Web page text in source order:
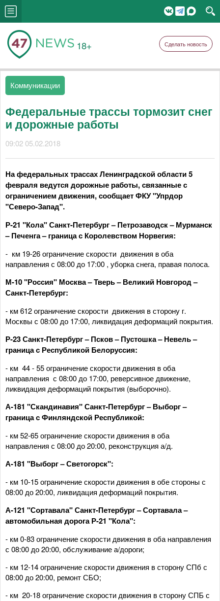
18+ Сделать новость
Коммуникации
Федеральные трассы тормозит снег
и дорожные работы
09:02 05.02.2018
На федеральных трассах Ленинградской области 5
февраля ведутся дорожные работы, связанные с
ограничением движения, сообщает ФКУ "Упрдор
"Северо-Запад".
Р-21 "Кола" Санкт-Петербург – Петрозаводск – Мурманск
– Печенга – граница с Королевством Норвегия:
- км 19-26 ограничение скорости движения в оба
направления с 08:00 до 17:00 , уборка снега, правая полоса.
М-10 "Россия" Москва – Тверь – Великий Новгород –
Санкт-Петербург:
- км 612 ограничение скорости движения в сторону г.
Москвы с 08:00 до 17:00, ликвидация деформаций покрытия.
Р-23 Санкт-Петербург – Псков – Пустошка – Невель –
граница с Республикой Белоруссия:
- км 44 - 55 ограничение скорости движения в оба
направления с 08:00 до 17:00, реверсивное движение,
ликвидация деформаций покрытия (выборочно).
А-181 "Скандинавия" Санкт-Петербург – Выборг –
граница с Финляндской Республикой:
- км 52-65 ограничение скорости движения в оба
направления с 08:00 до 20:00, реконструкция а/д.
А-181 "Выборг – Светогорск":
- км 10-15 ограничение скорости движения в обе стороны с
08:00 до 20:00, ликвидация деформаций покрытия.
А-121 "Сортавала" Санкт-Петербург – Сортавала –
автомобильная дорога Р-21 "Кола":
- км 0-83 ограничение скорости движения в оба направления
с 08:00 до 20:00, обслуживание а/дороги;
- км 12-14 ограничение скорости движения в сторону СПб с
08:00 до 20:00, ремонт СБО;
- км 20-18 ограничение скорости движения в сторону СПБ с